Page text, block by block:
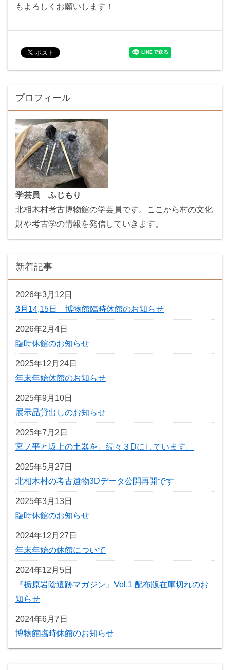
もよろしくお願いします！
プロフィール
学芸員 ふじもり
北相木村考古博物館の学芸員です。ここから村の文化
財や考古学の情報を発信していきます。
新着記事
2026年3月12日
3月14,15日 博物館臨時休館のお知らせ
2026年2月4日
臨時休館のお知らせ
2025年12月24日
年末年始休館のお知らせ
2025年9月10日
展示品貸出しのお知らせ
2025年7月2日
宮ノ平と坂上の土器を、続々３Dにしています。
2025年5月27日
北相木村の考古遺物3Dデータ公開再開です
2025年3月13日
臨時休館のお知らせ
2024年12月27日
年末年始の休館について
2024年12月5日
『栃原岩陰遺跡マガジン』Vol.1 配布版在庫切れのお
知らせ
2024年6月7日
博物館臨時休館のお知らせ